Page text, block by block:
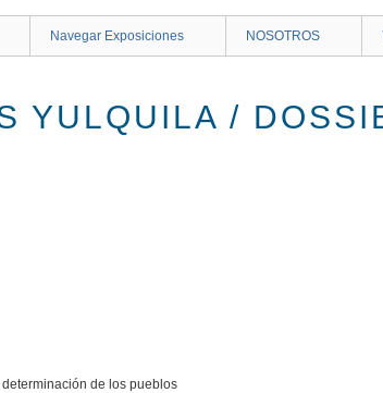
Navegar Exposiciones NOSOTROS
YULQUILA /
de los pueblos